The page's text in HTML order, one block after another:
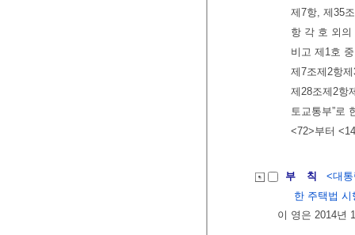
제7항, 제35
항 각 호 외
비고 제1호
제7조제2항
제28조제2항
토교통부”로
<72>부터
부 칙
<대
한 주택법
이 영은 2014년